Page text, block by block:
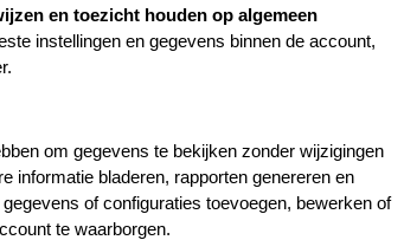
en toezicht houden op algemeen
instellingen en gegevens binnen de account,
om gegevens te bekijken zonder wijzigingen
informatie bladeren, rapporten genereren en
gegevens of configuraties toevoegen, bewerken of
te waarborgen.